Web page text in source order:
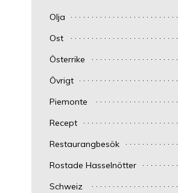
Olja
Ost
Österrike
Övrigt
Piemonte
Recept
Restaurangbesök
Rostade Hasselnötter
Schweiz